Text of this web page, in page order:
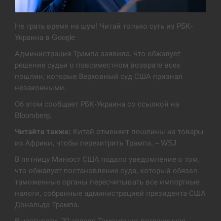
Экс-послу в США Стефанишиной вручили новое
СЕРПЕНЬ
У Росії розгортається ракетний підрозділ КНДР –
Reuters
СЕРПЕНЬ
14:23
хотя у партнеров они…
СЕРПЕНЬ
14:10
У Румунії затоплять чотири баржі для
збільшення потоку води до…
СЕРПЕНЬ
Не трать время на шум! Читай только суть из РБК-
Украина в Google
Администрация Трампа заявила, что обжалует
решение судьи о повсеместном возврате всех
пошлин, которые Верховный суд США признал
незаконными.
Об этом сообщает РБК-Украина со ссылкой на
Bloomberg.
Читайте также: Китай отменяет пошлины на товары
из Африки, чтобы перехитрить Трампа, – WSJ
В пятницу Минюст США подало уведомление о том,
что обжалует постановление суда, который обязал
таможенные органы пересчитывать все импортные
налоги, собранные администрацией президента США
Дональда Трампа.